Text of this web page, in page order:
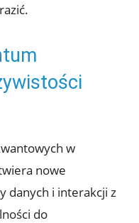
w
nowe
danych i interakcji z
do